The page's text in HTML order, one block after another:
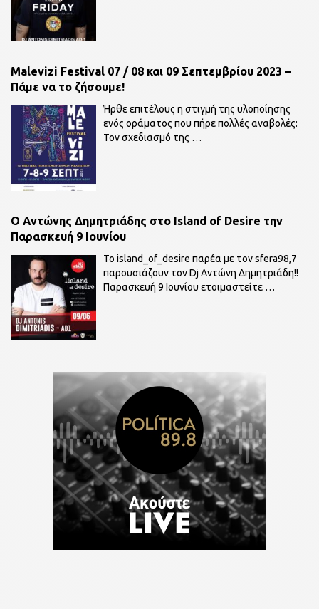
Malevizi Festival 07 / 08 και 09 Σεπτεμβρίου 2023 –
Πάμε να το ζήσουμε!
Ήρθε επιτέλους η στιγμή της υλοποίησης
ενός οράματος που πήρε πολλές αναβολές:
Τον σχεδιασμό της …
O Αντώνης Δημητριάδης στο Island of Desire την
Παρασκευή 9 Ιουνίου
To island_of_desire παρέα με τον sfera98,7
παρουσιάζουν τον Dj Αντώνη Δημητριάδη!!
Παρασκευή 9 Ιουνίου ετοιμαστείτε …